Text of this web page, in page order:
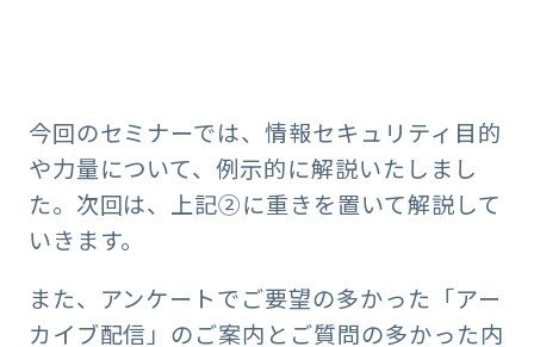
今回のセミナーでは、情報セキュリティ目的
や力量について、例示的に解説いたしまし
た。次回は、上記②に重きを置いて解説して
いきます。
また、アンケートでご要望の多かった「アー
カイブ配信」のご案内とご質問の多かった内